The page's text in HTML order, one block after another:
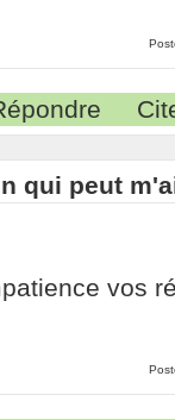
qui peut
vos